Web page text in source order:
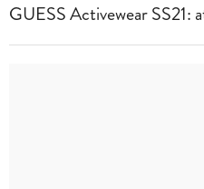
GUESS Activewear SS21: